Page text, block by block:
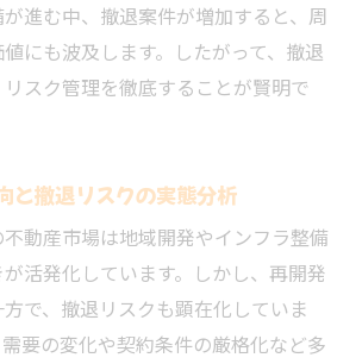
インフラ整備の動向への目配り
ステージなど業者選定の重要点
権と不動産撤退判断の関連性
退で必要なリスク管理の基本視点
万博の影響に対応するポイント
民動向を把握したリスク予防策
業撤退時の不動産対応法を解説
時の具体的なリスク対策方法
進む中、撤退案件が増加すると、周
にも波及します。したがって、撤退
スク管理を徹底することが賢明で
と撤退リスクの実態分析
動産市場は地域開発やインフラ整備
活発化しています。しかし、再開発
で、撤退リスクも顕在化していま
要の変化や契約条件の厳格化など多